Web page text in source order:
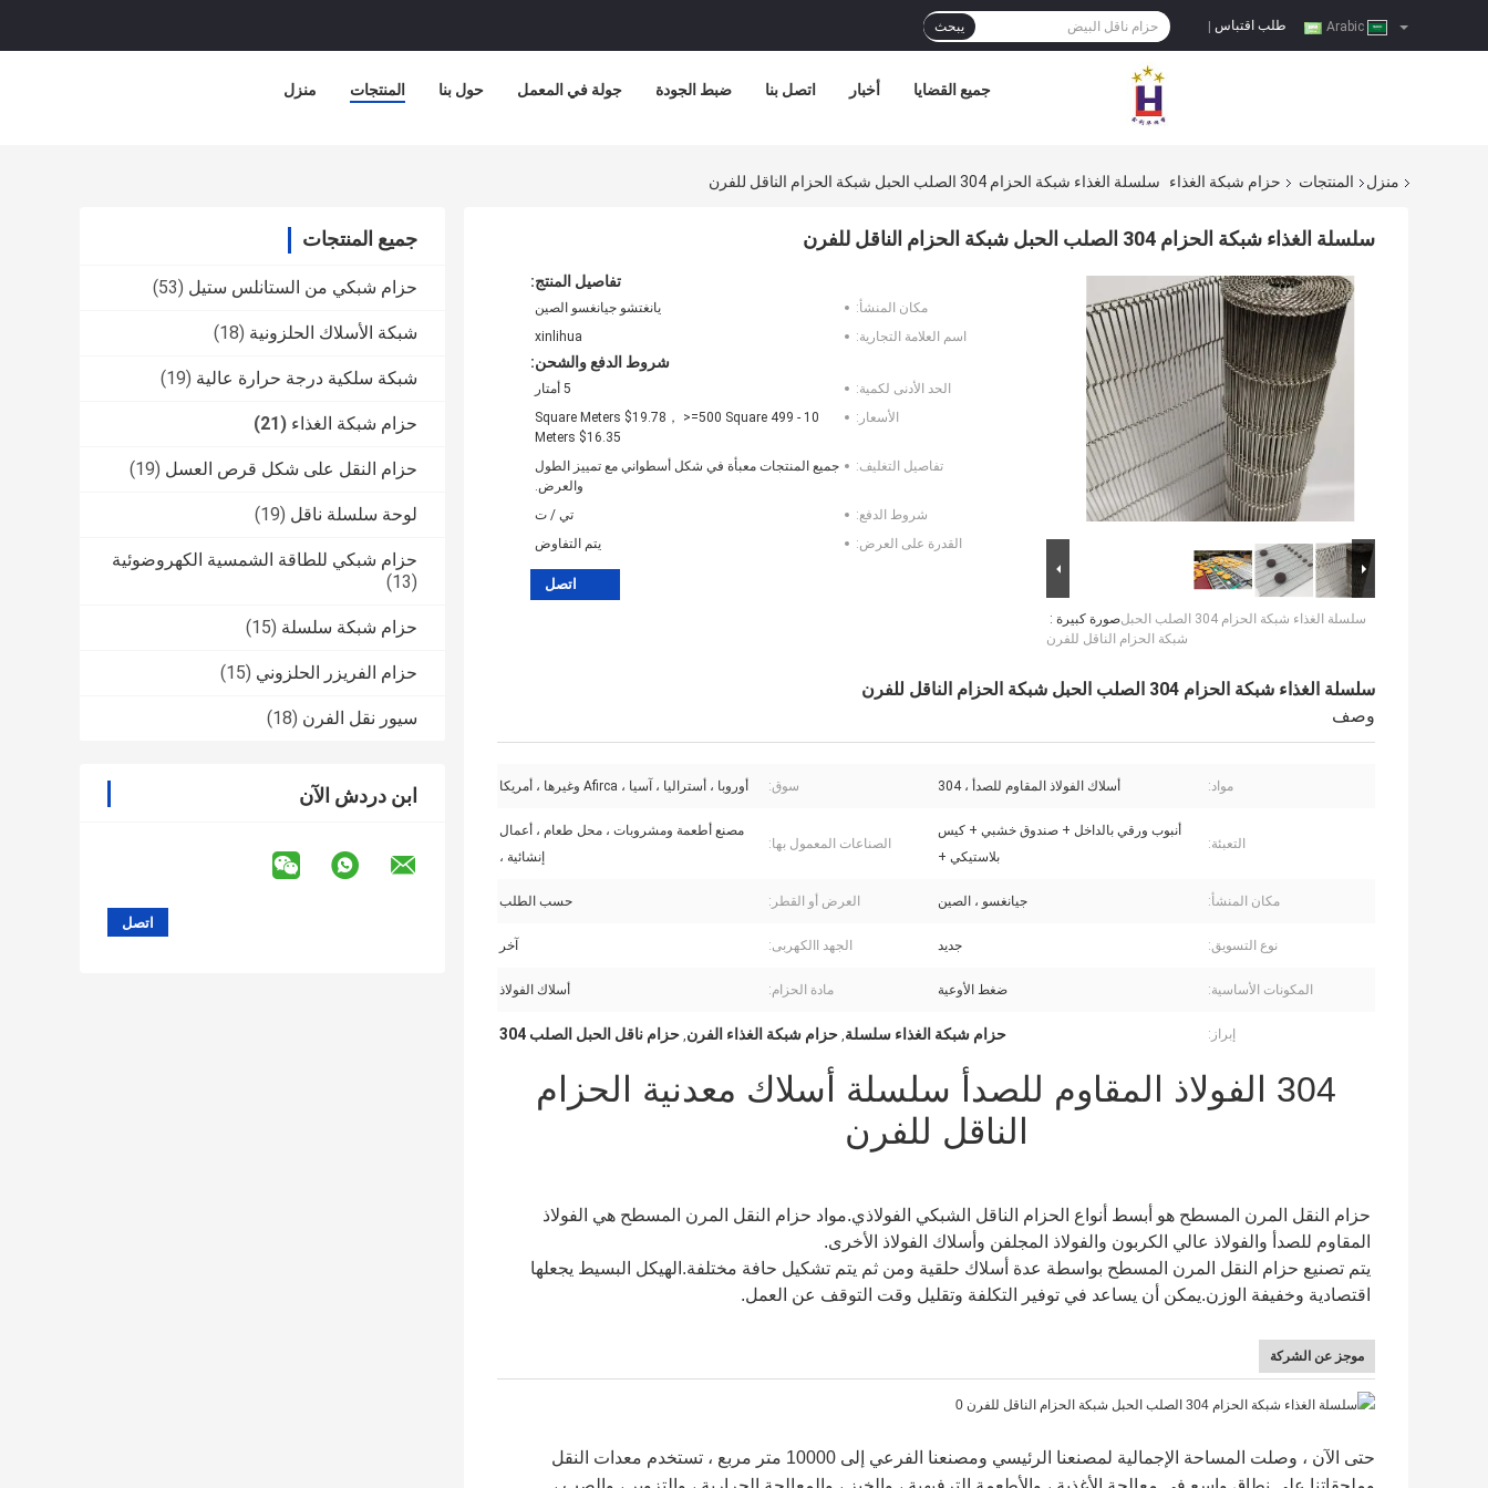
طلب اقتباس يبحث
منزل المنتجات حول بنا جولة في المعمل ضبط الجودة اتصل بنا أخبار جميع القضايا
منزل المنتجات حزام شبكة الغذاء سلسلة الغذاء شبكة الحزام 304 الصلب الحبل شبكة الحزام الناقل للفرن
جميع المنتجات
حزام شبكي من الستانلس ستيل (53)
شبكة الأسلاك الحلزونية (18)
شبكة سلكية درجة حرارة عالية (19)
حزام شبكة الغذاء (21)
حزام النقل على شكل قرص العسل (19)
لوحة سلسلة ناقل (19)
حزام شبكي للطاقة الشمسية الكهروضوئية
(13)
حزام شبكة سلسلة (15)
حزام الفريزر الحلزوني (15)
سيور نقل الفرن (18)
ابن دردش الآن
سلسلة الغذاء شبكة الحزام 304 الصلب الحبل شبكة الحزام الناقل للفرن
صورة كبيرة :سلسلة الغذاء شبكة الحزام 304 الصلب الحبل
شبكة الحزام الناقل للفرن
تفاصيل المنتج:
مكان المنشأ:
يانغتشو جيانغسو الصين
اسم العلامة التجارية:
xinlihua
شروط الدفع والشحن:
الحد الأدنى لكمية:
5 أمتار
الأسعار:
10 - 499 Square Meters $19.78， >=500 Square
Meters $16.35
تفاصيل التغليف:
جميع المنتجات معبأة في شكل أسطواني مع تمييز الطول
والعرض.
شروط الدفع:
تي / ت
القدرة على العرض:
يتم التفاوض
اتصل
سلسلة الغذاء شبكة الحزام 304 الصلب الحبل شبكة الحزام الناقل للفرن
وصف
مواد: أسلاك الفولاذ المقاوم للصدأ ، 304 سوق: أوروبا ، أستراليا ، آسيا ، Afirca وغيرها ، أمريكا
التعبئة:
أنبوب ورقي بالداخل + صندوق خشبي + كيس
بلاستيكي +
الصناعات المعمول بها:
مصنع أطعمة ومشروبات ، محل طعام ، أعمال
إنشائية ،
مكان المنشأ: جيانغسو ، الصين العرض أو القطر: حسب الطلب
نوع التسويق: جديد الجهد االكهربى: آخر
المكونات الأساسية: ضغط الأوعية مادة الحزام: أسلاك الفولاذ
إبراز: حزام شبكة الغذاء سلسلة, حزام شبكة الغذاء الفرن, حزام ناقل الحبل الصلب 304
304 الفولاذ المقاوم للصدأ سلسلة أسلاك معدنية الحزام
الناقل للفرن
المقاوم للصدأ والفولاذ عالي الكربون والفولاذ المجلفن وأسلاك الفولاذ الأخرى.
اقتصادية وخفيفة الوزن.يمكن أن يساعد في توفير التكلفة وتقليل وقت التوقف عن العمل.
موجز عن الشركة
حتى الآن ، وصلت المساحة الإجمالية لمصنعنا الرئيسي ومصنعنا الفرعي إلى 10000 متر مربع ، تستخدم معدات النقل